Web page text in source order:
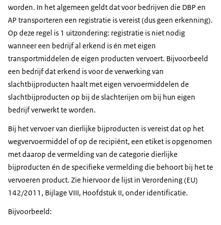
worden. In het algemeen geldt dat voor bedrijven die DBP en
AP transporteren een registratie is vereist (dus geen erkenning).
Op deze regel is 1 uitzondering: registratie is niet nodig
wanneer een bedrijf al erkend is én met eigen
transportmiddelen de eigen producten vervoert. Bijvoorbeeld
een bedrijf dat erkend is voor de verwerking van
slachtbijproducten haalt met eigen vervoermiddelen de
slachtbijproducten op bij de slachterijen om bij hun eigen
bedrijf verwerkt te worden.
Bij het vervoer van dierlijke bijproducten is vereist dat op het
wegvervoermiddel of op de recipiënt, een etiket is opgenomen
met daarop de vermelding van de categorie dierlijke
bijproducten én de specifieke vermelding die behoort bij het te
vervoeren product. Zie hiervoor de lijst in Verordening (EU)
142/2011, Bijlage VIII, Hoofdstuk II, onder identificatie.
Bijvoorbeeld: